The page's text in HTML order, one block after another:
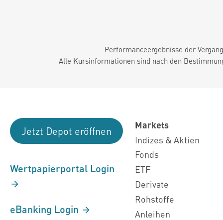
Performanceergebnisse der
Alle Kursinformationen sind nach den
Jetzt Depot eröffnen
Wertpapierportal Login
eBanking Login
Markets
Indizes & Aktien
Fonds
ETF
Derivate
Rohstoffe
Anleihen